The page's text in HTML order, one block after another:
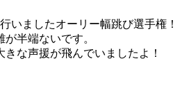
いましたオーリー幅跳び選手権！
が半端ないです。
な声援が飛んでいましたよ！